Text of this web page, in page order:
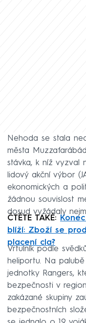
Nehoda se stala
města
stávka, k níž vyzval
lidový akční výbor
ekonomických a
žádnou souvislost
dosud vyžádaly
ČTĚTE TAKÉ:
blíží: Zboží se
placení cla?
Vrtulník podle
heliportu. Na
jednotky Rangers,
bezpečnosti v
zakázané skupiny
bezpečnostních